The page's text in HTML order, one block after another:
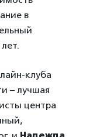
в
клуба
– лучшая
центра